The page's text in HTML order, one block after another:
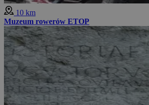
10 km
Muzeum rowerów ETOP